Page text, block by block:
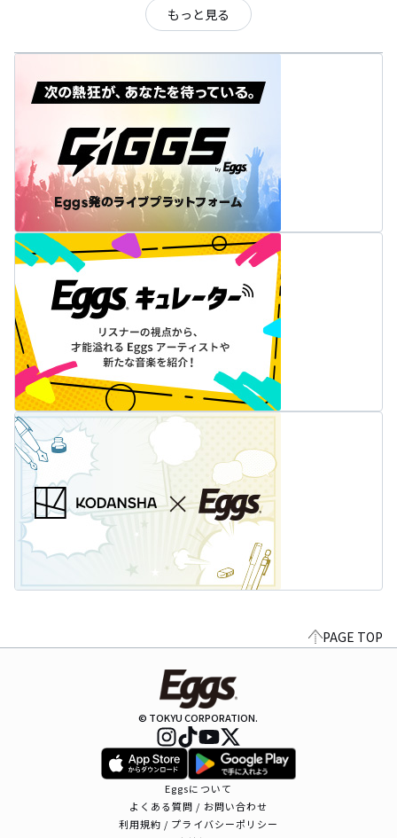
もっと見る
PAGE TOP
© TOKYU CORPORATION.
Eggsについて
よくある質問 / お問い合わせ
利用規約 / プライバシーポリシー